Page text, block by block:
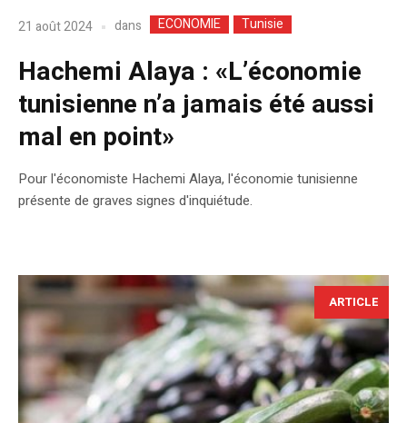
21 août 2024 dans ECONOMIE Tunisie
Hachemi Alaya : «L’économie
tunisienne n’a jamais été aussi
mal en point»
Pour l'économiste Hachemi Alaya, l'économie tunisienne
présente de graves signes d'inquiétude.
ARTICLE